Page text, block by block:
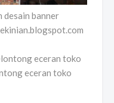
desain banner
eceran toko